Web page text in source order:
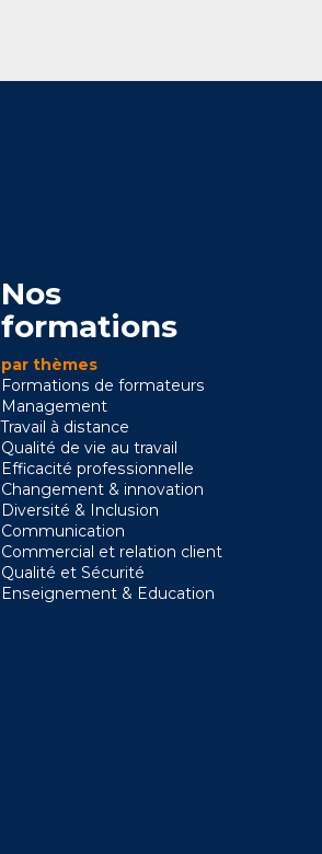
Nos
formations
par thèmes
Formations de formateurs
Management
Travail à distance
Qualité de vie au travail
Efficacité professionnelle
Changement & innovation
Diversité & Inclusion
Communication
Commercial et relation client
Qualité et Sécurité
Enseignement & Education